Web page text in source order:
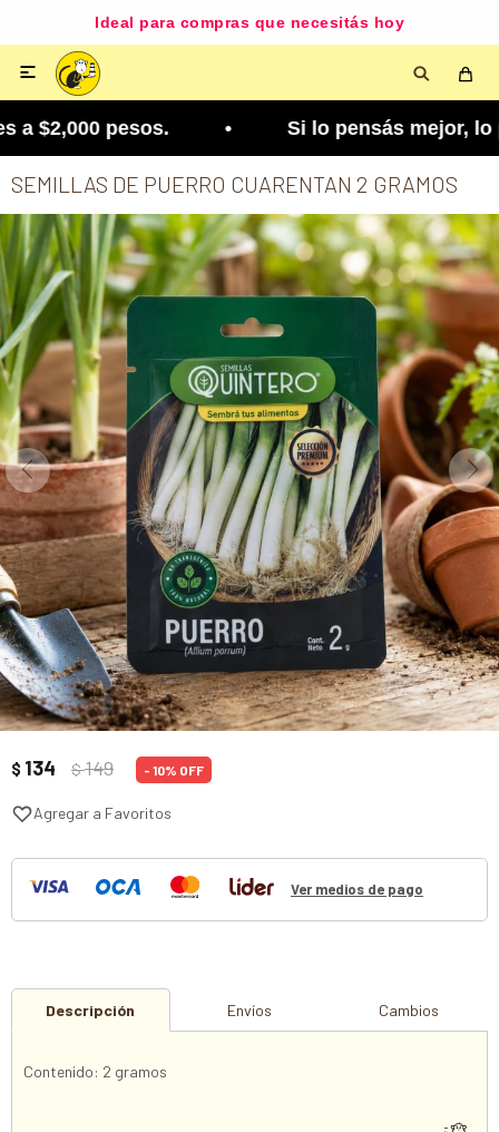
Ideal para compras que necesitás hoy

a $2,000 pesos. • Si lo pensás mejor, lo
SEMILLAS DE PUERRO CUARENTAN 2 GRAMOS
$ 134 $149 10
Ver medios de pago
Descripción Envíos Cambios
Contenido: 2 gramos